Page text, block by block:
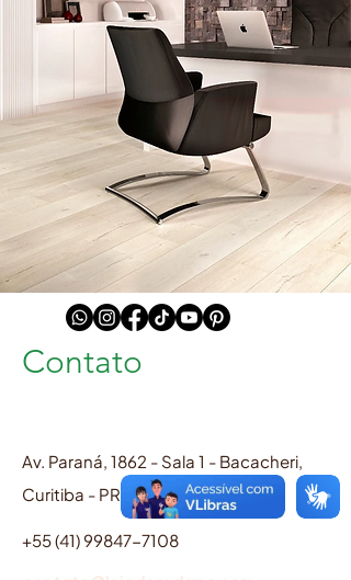
Contato
Av. Paraná, 1862 - Sala 1 - Bacacheri,
Curitiba - PR,
82510-000
+55 (41) 99847-7108